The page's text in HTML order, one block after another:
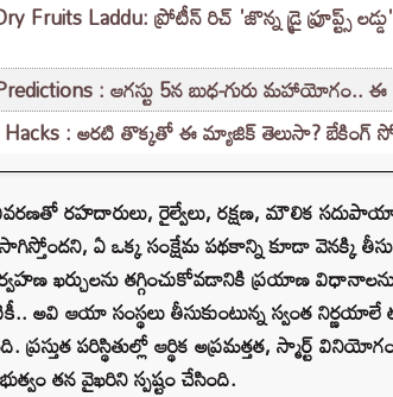
Fruits Laddu: ప్రోటీన్ రిచ్ 'జొన్న డ్రై ఫ్రూప్ట్స్
: ఆగస్టు 5న బుధ-గురు మహాయోగం.. ఈ
Hacks : అరటి తొక్కతో ఈ మ్యాజిక్ తెలుసా? బేకింగ్
రహదారులు, రైల్వేలు, రక్షణ, మౌలిక సదుపాయాల
ఏ ఒక్క సంక్షేమ పథకాన్ని కూడా వెనక్కి
ఖర్చులను తగ్గించుకోవడానికి ప్రయాణ విధానాలను
అవి ఆయా సంస్థలు తీసుకుంటున్న స్వంత నిర్ణయాలే
పరిస్థితుల్లో ఆర్థిక అప్రమత్తత, స్మార్ట్
తన వైఖరిని స్పష్టం చేసింది.